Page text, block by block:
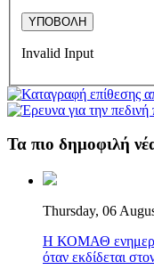
Invalid Input
Τα πιο δημοφιλή
Thursday, 06
Η ΚΟΜΑΘ
όταν εκδίδεται